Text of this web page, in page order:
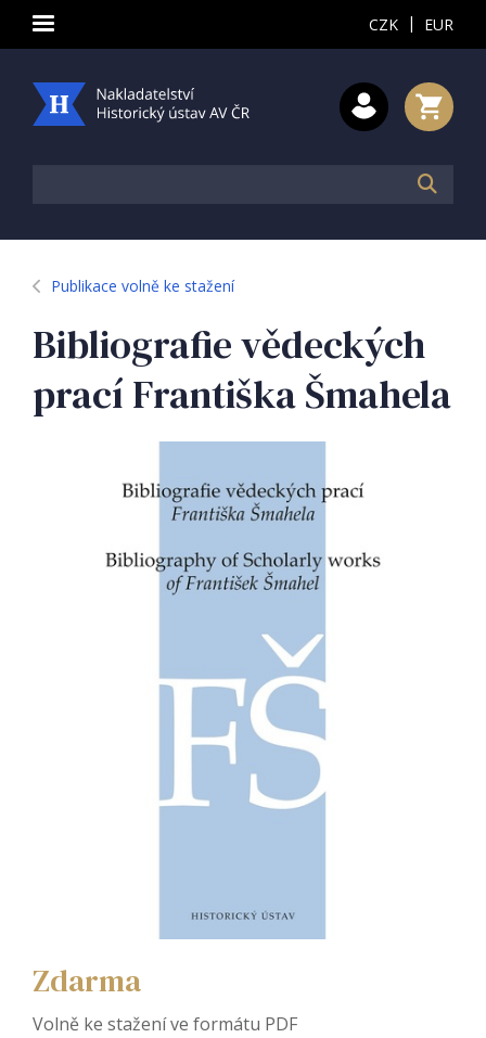
CZK | EUR
Publikace volně ke stažení
Bibliografie vědeckých
prací Františka Šmahela
Zdarma
Volně ke stažení ve formátu PDF